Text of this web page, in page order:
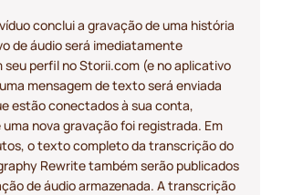
conclui a gravação de uma história
de áudio será imediatamente
seu perfil no Storii.com (e no aplicativo
mensagem de texto será enviada
estão conectados à sua conta,
nova gravação foi registrada. Em
o texto completo da transcrição do
Rewrite também serão publicados
de áudio armazenada. A transcrição